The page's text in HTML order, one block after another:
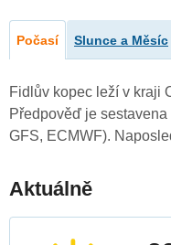
Počasí Slunce a Měsíc
Fidlův kopec leží v kraji
Předpověď je
GFS, ECMWF).
Aktuálně